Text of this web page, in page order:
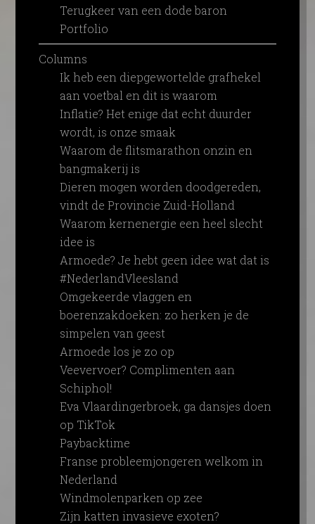
Terugkeer van een dode baron
Portfolio
Columns
Ik heb een diepgewortelde grafhekel
aan voetbal en dit is waarom
Inflatie? Het enige dat echt duurder
wordt, is onze smaak
Waarom de flitsmarathon onzin en
bangmakerij is
Dieren mogen worden doodgereden,
vindt de Provincie Zuid-Holland
Waarom kernenergie een heel slecht
idee is
Armoede? Je hebt geen idee wat dat is
#NederlandVleesland
Omgekeerde vlaggen en
boerenzakdoeken: zo herken je de
simpelen van geest
Armoede los je zo op
Veevervoer? Complimenten aan
Schiphol!
Eva Vlaardingerbroek, ga dansjes doen
op TikTok
Paybacktime
Franse probleemjongeren welkom in
Nederland
Windmolenparken op zee
Zijn katten invasieve exoten?